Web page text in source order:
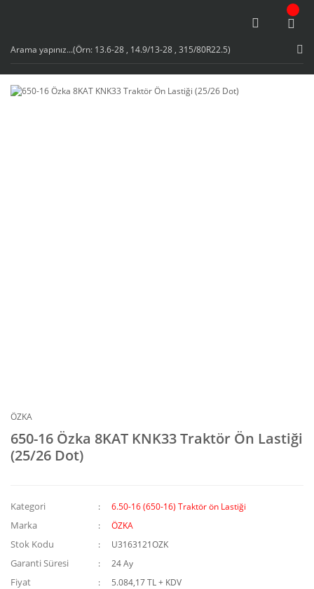
ÖZKA
650-16 Özka 8KAT KNK33 Traktör Ön Lastiği
(25/26 Dot)
Kategori 6.50-16 (650-16) Traktör ön Lastiği
Marka ÖZKA
Stok Kodu U3163121OZK
Garanti Süresi 24 Ay
Fiyat
5.084,17 TL + KDV